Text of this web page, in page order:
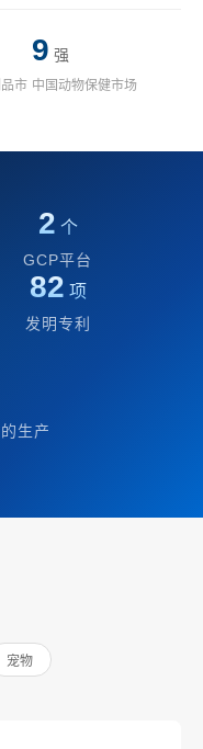
市
9 强
中国动物保健市场
2 个
GCP平台
82 项
发明专利
生产
宠物